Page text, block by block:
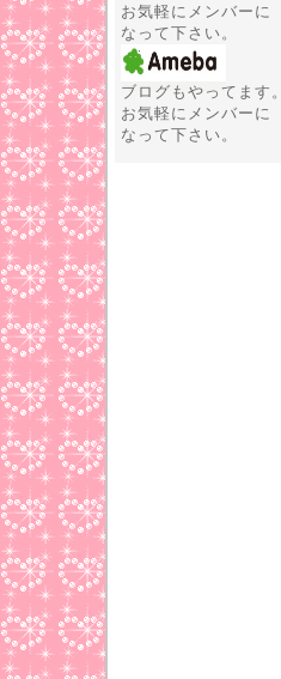
お気軽にメンバーに
なって下さい。
ブログもやってます。
お気軽にメンバーに
なって下さい。